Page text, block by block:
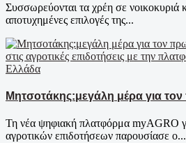
Συσσωρεύονται τα χρέη σε νοικοκυριά
αποτυχημένες επιλογές της...
Ελλάδα
Μητσοτάκης:μεγάλη μέρα για
Τη νέα ψηφιακή πλατφόρμα myAGRO
αγροτικών επιδοτήσεων παρουσίασε ο...